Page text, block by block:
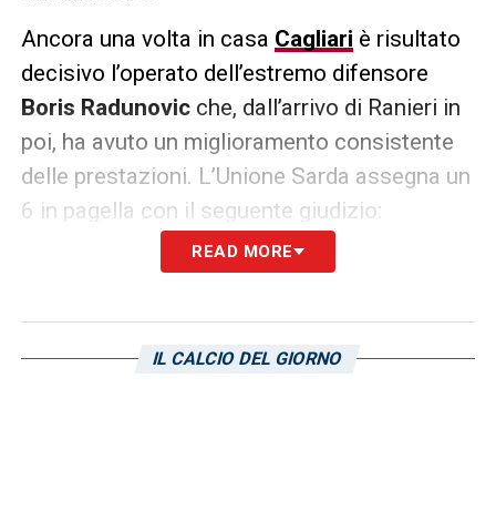
Ancora una volta in casa Cagliari è risultato
decisivo l’operato dell’estremo difensore
Boris Radunovicche, dall’arrivo di Ranieri in
poi, ha avuto un miglioramento consistente
delle prestazioni. L’Unione Sarda assegna un
6 in pagella con il seguente giudizio:
«Una sola parata, e che parata, su Rover,
controllo, il serbo, ma i rigori non sono il suo
READ MORE
IL CALCIO DEL GIORNO